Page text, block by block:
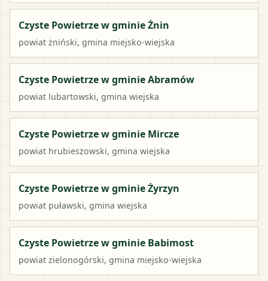
Czyste Powietrze w gminie Żnin
powiat żniński, gmina miejsko-wiejska
Czyste Powietrze w gminie Abramów
powiat lubartowski, gmina wiejska
Czyste Powietrze w gminie Mircze
powiat hrubieszowski, gmina wiejska
Czyste Powietrze w gminie Żyrzyn
powiat puławski, gmina wiejska
Czyste Powietrze w gminie Babimost
powiat zielonogórski, gmina miejsko-wiejska